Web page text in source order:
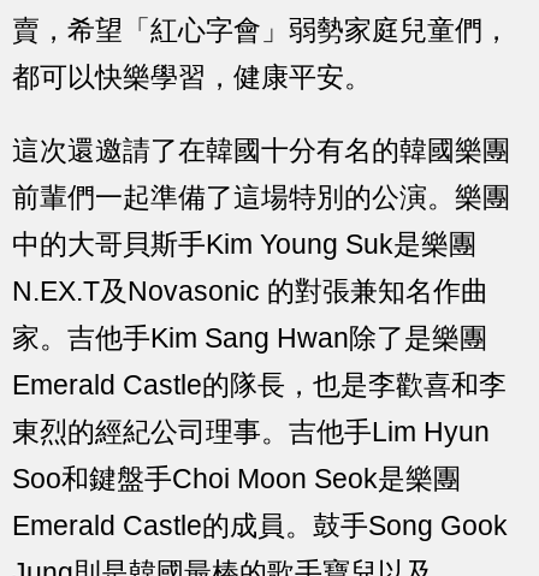
賣，希望「紅心字會」弱勢家庭兒童們，
都可以快樂學習，健康平安。
這次還邀請了在韓國十分有名的韓國樂團
前輩們一起準備了這場特別的公演。樂團
中的大哥貝斯手Kim Young Suk是樂團
N.EX.T及Novasonic 的對張兼知名作曲
家。吉他手Kim Sang Hwan除了是樂團
Emerald Castle的隊長，也是李歡喜和李
東烈的經紀公司理事。吉他手Lim Hyun
Soo和鍵盤手Choi Moon Seok是樂團
Emerald Castle的成員。鼓手Song Gook